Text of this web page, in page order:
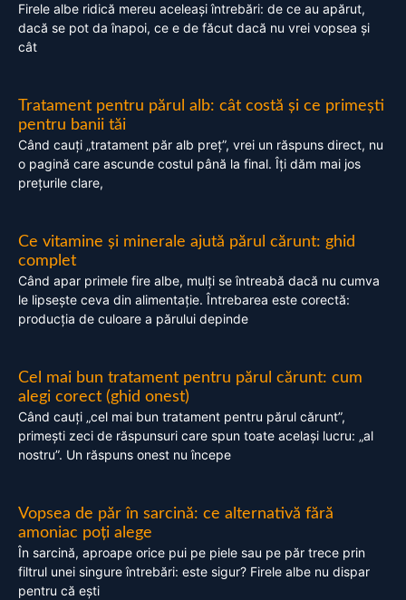
Firele albe ridică mereu aceleași întrebări: de ce au apărut,
dacă se pot da înapoi, ce e de făcut dacă nu vrei vopsea și
cât
Tratament pentru părul alb: cât costă și ce primești
pentru banii tăi
Când cauți „tratament păr alb preț”, vrei un răspuns direct, nu
o pagină care ascunde costul până la final. Îți dăm mai jos
prețurile clare,
Ce vitamine și minerale ajută părul cărunt: ghid
complet
Când apar primele fire albe, mulți se întreabă dacă nu cumva
le lipsește ceva din alimentație. Întrebarea este corectă:
producția de culoare a părului depinde
Cel mai bun tratament pentru părul cărunt: cum
alegi corect (ghid onest)
Când cauți „cel mai bun tratament pentru părul cărunt”,
primești zeci de răspunsuri care spun toate același lucru: „al
nostru”. Un răspuns onest nu începe
Vopsea de păr în sarcină: ce alternativă fără
amoniac poți alege
În sarcină, aproape orice pui pe piele sau pe păr trece prin
filtrul unei singure întrebări: este sigur? Firele albe nu dispar
pentru că ești